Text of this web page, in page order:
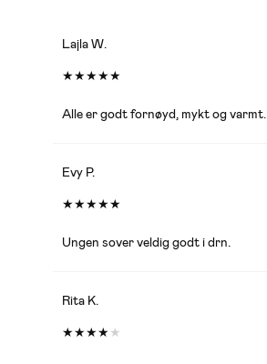
Lajla W.
★★★★★
Alle er godt fornøyd, mykt og varmt.
Evy P.
★★★★★
Ungen sover veldig godt i drn.
Rita K.
★★★★ ★